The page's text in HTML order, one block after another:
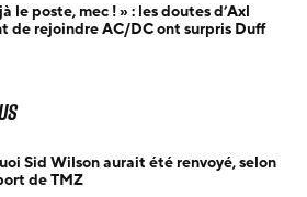
le poste, mec ! » : les doutes d’Axl
de rejoindre AC/DC ont surpris Duff
Sid Wilson aurait été renvoyé, selon
de TMZ